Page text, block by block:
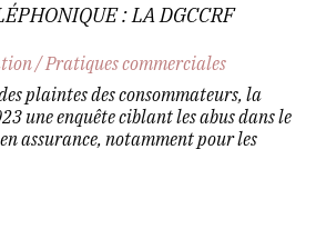
: LA DGCCRF
/Pratiques commerciales
plaintes des consommateurs, la
une enquête ciblant les abus dans le
assurance, notamment pour les